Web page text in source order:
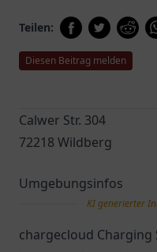
Teilen:
Diesen Beitrag melden
Calwer Str. 304
72218 Wildberg
Umgebungsinfos
KI generierter
chargecloud